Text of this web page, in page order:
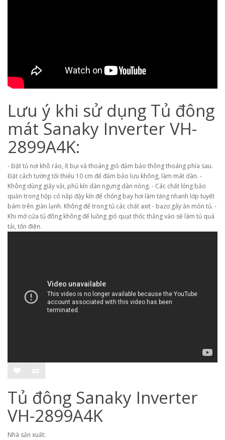
Lưu ý khi sử dụng Tủ đông
mát Sanaky Inverter VH-
2899A4K:
- Đặt tủ nơi khô ráo, ít bụi và thoáng gió đảm bảo thông thoáng phía sau.
Đặt cách tường tối thiểu 10 cm để đảm bảo lưu không, làm mát dàn. -
Không dùng giấy vải, phủ kín dàn ngưng dàn nóng. - Các chất lỏng bảo
quản trong hộp có nắp đậy kín để chống bay hơi làm tăng nhanh lớp tuyết
bám trên giàn lạnh. Không để trong tủ các chất axit - bazơ gây ăn mòn tủ. -
Khi mở cửa tủ đông không để luồng gió quạt thốc thẳng vào sẽ làm tủ quá
tải, tốn điện.
Tủ đông Sanaky Inverter
VH-2899A4K
Nhà sản xuất: